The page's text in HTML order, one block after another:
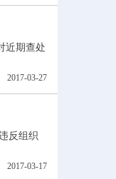
近期查处
2017-03-27
反组织
2017-03-17